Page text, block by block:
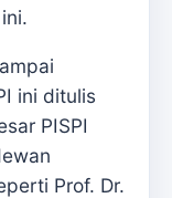
ini ditulis
PISPI
Prof. Dr.